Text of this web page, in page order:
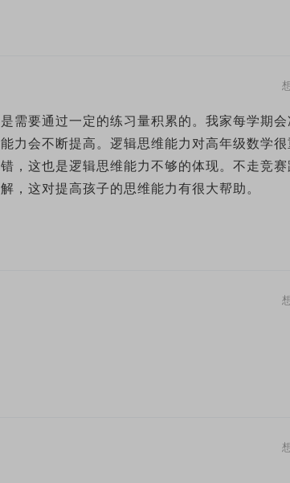
需要通过一定的练习量积累的。我家每学期会
力会不断提高。逻辑思维能力对高年级数学很
，这也是逻辑思维能力不够的体现。不走竞赛
，这对提高孩子的思维能力有很大帮助。